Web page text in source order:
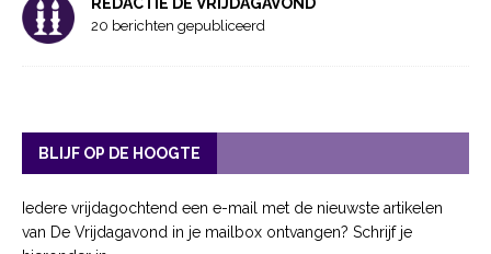
20 berichten gepubliceerd
BLIJF OP DE HOOGTE
Iedere vrijdagochtend een e-mail met de nieuwste artikelen
van De Vrijdagavond in je mailbox ontvangen? Schrijf je